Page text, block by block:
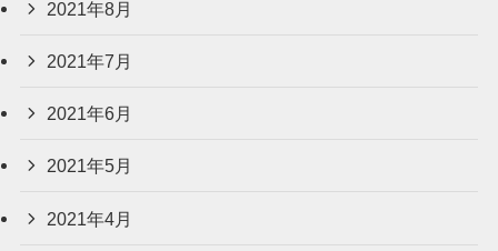
2021年8月
2021年7月
2021年6月
2021年5月
2021年4月